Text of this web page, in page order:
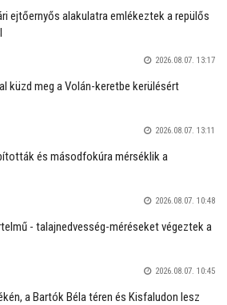
ejtőernyős alakulatra emlékeztek a repülős
2026.08.07. 13:17
küzd meg a Volán-keretbe kerülésért
2026.08.07. 13:11
és másodfokúra mérséklik a
2026.08.07. 10:48
- talajnedvesség-méréseket végeztek a
2026.08.07. 10:45
a Bartók Béla téren és Kisfaludon lesz